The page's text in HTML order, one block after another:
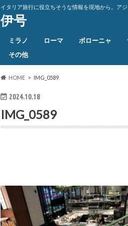
イタリア旅行に役立ちそうな情報を現地から。ア
伊号
ミラノ ローマ ボローニャ
その他
HOME IMG_0589
2024.10.18
IMG_0589